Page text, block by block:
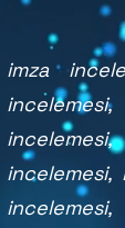
imza
incelemesi,